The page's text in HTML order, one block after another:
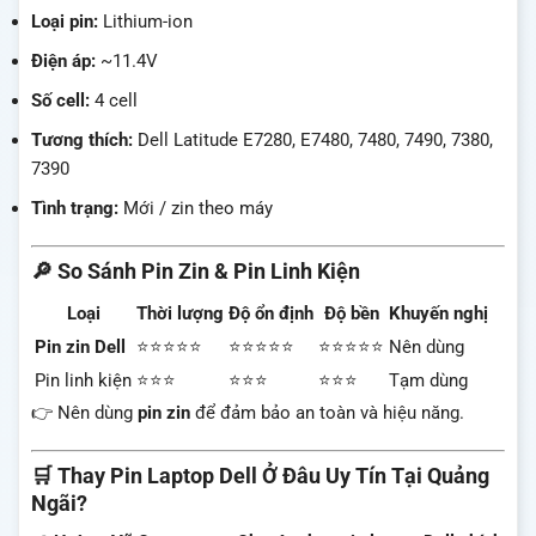
Loại pin: Lithium-ion
Điện áp: ~11.4V
Số cell: 4 cell
Tương thích: Dell Latitude E7280, E7480, 7480, 7490, 7380,
7390
Tình trạng: Mới / zin theo máy
🔎 So Sánh Pin Zin & Pin Linh Kiện
Loại Thời lượng Độ ổn định Độ bền Khuyến nghị
Pin zin Dell
⭐⭐⭐⭐⭐ ⭐⭐⭐⭐⭐ ⭐⭐⭐⭐⭐ Nên dùng
Pin linh kiện ⭐⭐⭐ ⭐⭐⭐ ⭐⭐⭐
Tạm dùng
👉 Nên dùng pin zin để đảm bảo an toàn và hiệu năng.
🛒 Thay Pin Laptop Dell Ở Đâu Uy Tín Tại Quảng
Ngãi?